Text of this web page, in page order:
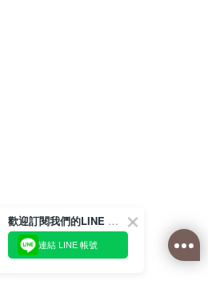
歡迎訂閱我們的LINE 官方帳號
連結 LINE 帳號